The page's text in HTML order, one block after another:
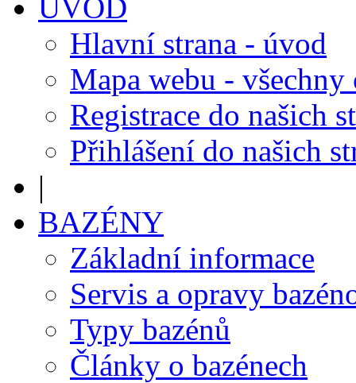
ÚVOD
Hlavní strana - úvod
Mapa webu - všechny
Registrace do našich
Přihlášení do našich
|
BAZÉNY
Základní informace
Servis a opravy
Typy bazénů
Články o bazénech